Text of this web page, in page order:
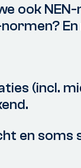
ook
(incl.
en